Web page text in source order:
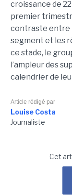
croissance de
premier
contraste entre
segment et les
ce stade, le
l’ampleur des
calendrier de
Article rédigé par
Louise Costa
Journaliste
Cet